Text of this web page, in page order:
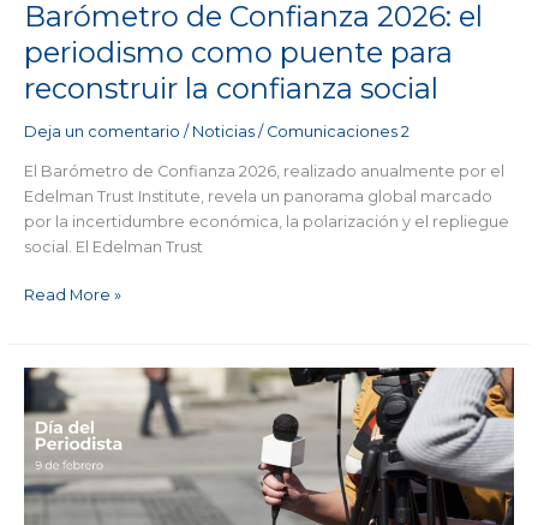
Barómetro de Confianza 2026: el
periodismo como puente para
reconstruir la confianza social
Deja un comentario / Noticias/ Comunicaciones 2
El Barómetro de Confianza 2026, realizado anualmente por el
Edelman Trust Institute, revela un panorama global marcado
por la incertidumbre económica, la polarización y el repliegue
social. El Edelman Trust
reconstruir
la
confianza
social
Read More »
Día
Periodista:
informar
con
rigor